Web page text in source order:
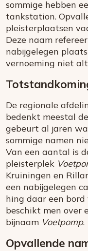
sommige hebben
tankstation.
pleisterplaatsen
Deze naam
nabijgelegen
vernoeming niet
De regionale
bedenkt meestal
gebeurt al jaren
sommige namen
Van een aantal is
pleisterplek
Kruiningen en
een nabijgelegen
hing daar een bord
beschikt men over
bijnaam Voetpomp.
Opvallende